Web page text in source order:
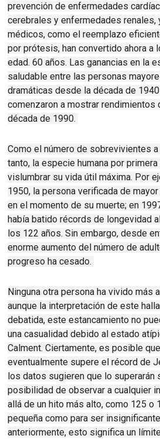
prevención de enfermedades
cerebrales y enfermedades
médicos, como el reemplazo
por prótesis, han convertido ahora a
edad. 60 años. Las ganancias en la
saludable entre las personas
dramáticas desde la década de
comenzaron a mostrar rendimientos
década de 1990.
Como el número de sobrevivientes
tanto, la especie humana por
vislumbrar su vida útil máxima. Por
1950, la persona verificada de
en el momento de su muerte;en
había batido récords de longevidad
los 122 años. Sin embargo, desde
enorme aumento del número de
progreso ha cesado.
Ninguna otra persona ha vivido más
aunque la interpretación de este
debatida, este estancamiento no
una casualidad debido al estado
Calment.Ciertamente, es posible
eventualmente supere el récord de
los datos sugieren que lo superarán
posibilidad de observar a cualquier
allá de un hito más alto, como 125 o
pequeña como para ser
anteriormente, esto significa un